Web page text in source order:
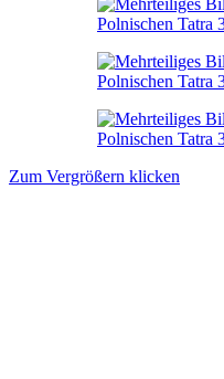
Zum Vergrößern klicken